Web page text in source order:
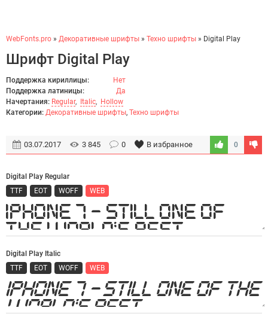
WebFonts.pro » Декоративные шрифты » Техно шрифты » Digital Play
Шрифт Digital Play
Поддержка кириллицы:
Нет
Поддержка латиницы:
Да
Начертания: Regular, Italic, Hollow
Категории: Декоративные шрифты, Техно шрифты
03.07.2017 3 845 0 В избранное 0
Digital Play Regular
TTF
EOT WOFF WEB
Digital Play Italic
TTF
EOT WOFF WEB